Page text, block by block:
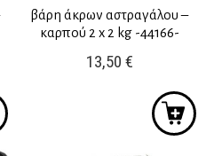
βάρη άκρων αστραγάλου –
καρπού 2 x 2 kg -44166-
13,50 €